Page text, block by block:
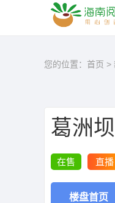
您的位置： 首页 >
葛洲
在售 直播
楼盘首页